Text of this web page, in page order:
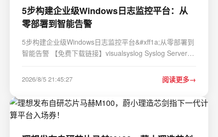
5步构建企业级Windows日志监控平台：从
零部署到智能告警
5步构建企业级Windows日志监控平台&#xff1a;从零部署到
智能告警 【免费下载链接】visualsyslog Syslog Server
https://gitcode.com/gh_mirrors/vi/visualsyslog 在数字化
2026/8/5 21:45:27 阅读更多